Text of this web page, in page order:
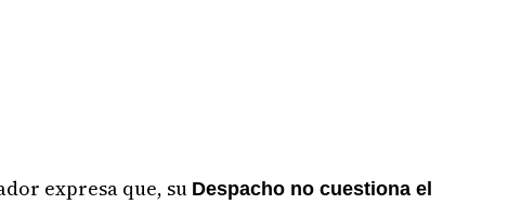
expresa que, su Despacho no cuestiona el